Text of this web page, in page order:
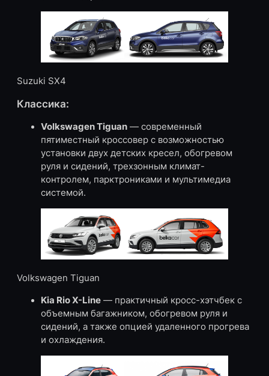
Suzuki SX4
Классика:
Volkswagen Tiguan — современный
пятиместный кроссовер с возможностью
установки двух детских кресел, обогревом
руля и сидений, трехзонным климат-
контролем, парктрониками и мультимедиа
системой.
Volkswagen Tiguan
Kia Rio X-Line — практичный кросс-хэтчбек с
объемным багажником, обогревом руля и
сидений, а также опцией удаленного прогрева
и охлаждения.